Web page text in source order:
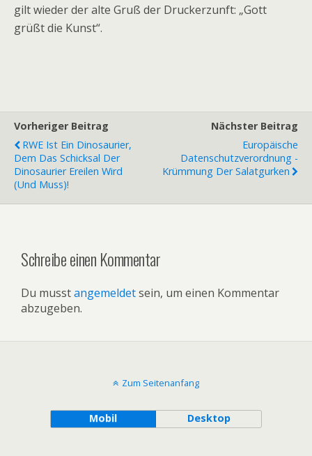
gilt wieder der alte Gruß der Druckerzunft: „Gott
grüßt die Kunst“.
Vorheriger Beitrag
RWE Ist Ein Dinosaurier,
Dem Das Schicksal Der
Dinosaurier Ereilen Wird
(und Muss)!
Nächster Beitrag
Europäische
Datenschutzverordnung -
Krümmung Der Salatgurken
Schreibe einen Kommentar
Du musstangemeldetsein, um einen Kommentar
abzugeben.
Zum Seitenanfang
Mobil Desktop